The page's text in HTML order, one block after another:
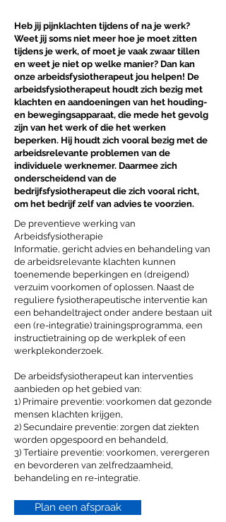
Heb jij pijnklachten tijdens of na je werk?
Weet jij soms niet meer hoe je moet zitten
tijdens je werk, of moet je vaak zwaar tillen
en weet je niet op welke manier? Dan kan
onze arbeidsfysiotherapeut jou helpen! De
arbeidsfysiotherapeut houdt zich bezig met
klachten en aandoeningen van het houding-
en bewegingsapparaat, die mede het gevolg
zijn van het werk of die het werken
beperken. Hij houdt zich vooral bezig met de
arbeidsrelevante problemen van de
individuele werknemer. Daarmee zich
onderscheidend van de
bedrijfsfysiotherapeut die zich vooral richt,
om het bedrijf zelf van advies te voorzien.
De preventieve werking van
Arbeidsfysiotherapie
Informatie, gericht advies en behandeling van
de arbeidsrelevante klachten kunnen
toenemende beperkingen en (dreigend)
verzuim voorkomen of oplossen. Naast de
reguliere fysiotherapeutische interventie kan
een behandeltraject onder andere bestaan uit
een (re-integratie) trainingsprogramma, een
instructietraining op de werkplek of een
werkplekonderzoek.
De arbeidsfysiotherapeut kan interventies
aanbieden op het gebied van:
1) Primaire preventie: voorkomen dat gezonde
mensen klachten krijgen,
2) Secundaire preventie: zorgen dat ziekten
worden opgespoord en behandeld,
3) Tertiaire preventie: voorkomen, verergeren
en bevorderen van zelfredzaamheid,
behandeling en re-integratie.
Plan een afspraak